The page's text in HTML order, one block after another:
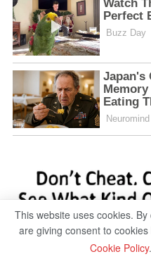
This website uses cookies.
are giving consent to
Cookie Policy.